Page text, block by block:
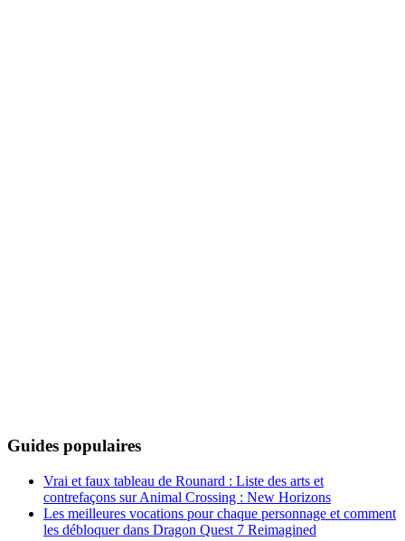
Guides populaires
Vrai et faux tableau de Rounard : Liste des arts et
contrefaçons sur Animal Crossing : New Horizons
Les meilleures vocations pour chaque personnage et comment
les débloquer dans Dragon Quest 7 Reimagined